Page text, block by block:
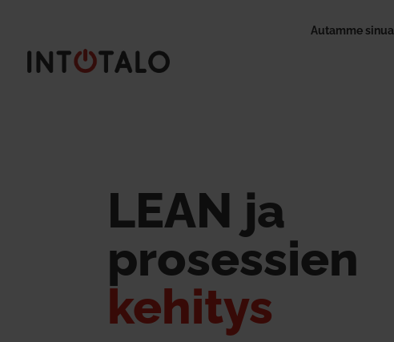
Autamme sinua
LEAN ja
pro­sessien
kehitys